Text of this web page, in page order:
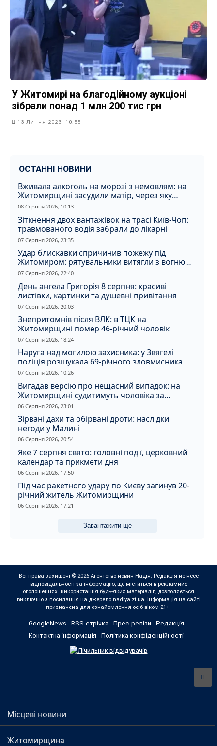
У Житомирі на благодійному аукціоні
зібрали понад 1 млн 200 тис грн
13 Липня 2023, 10:55
ОСТАННІ НОВИНИ
Вживала алкоголь на морозі з немовлям: на
Житомирщині засудили матір, через яку
дитина отримала обмороження
08 Серпня 2026, 10:13
Зіткнення двох вантажівок на трасі Київ-Чоп:
травмованого водія забрали до лікарні
07 Серпня 2026, 23:35
Удар блискавки спричинив пожежу під
Житомиром: рятувальники витягли з вогню
кота
07 Серпня 2026, 22:40
День ангела Григорія 8 серпня: красиві
листівки, картинки та душевні привітання
07 Серпня 2026, 20:03
Знепритомнів після ВЛК: в ТЦК на
Житомирщині помер 46-річний чоловік
07 Серпня 2026, 18:24
Наруга над могилою захисника: у Звягелі
поліція розшукала 69-річного зловмисника
07 Серпня 2026, 10:26
Вигадав версію про нещасний випадок: на
Житомирщині судитимуть чоловіка за
вбивство співмешканки
06 Серпня 2026, 23:01
Зірвані дахи та обірвані дроти: наслідки
негоди у Малині
06 Серпня 2026, 20:54
Яке 7 серпня свято: головні події, церковний
календар та прикмети дня
06 Серпня 2026, 17:50
Під час ракетного удару по Києву загинув 20-
річний житель Житомирщини
06 Серпня 2026, 17:21
Завантажити ще
Всі права захищені © 2026 Агентство новин Надія. Редакція не несе
відповідальності за інформацію, що міститься в рекламних
оголошеннях. Використання будь-яких матеріалів, дозволяється
виключно з посилання на джерело nadiya.zt.ua. Інформація на сайті
призначена для ознайомлення осіб віком 21+.
GoogleNews RSS-стрічка Прес-релізи
Редакція
Контактна інформація
Політика конфіденційності
Місцеві новини
Житомирщина